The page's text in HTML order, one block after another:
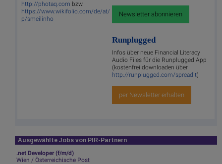
http://photaq.com bzw.
https://www.wikifolio.com/de/at/
p/smeilinho
Newsletter abonnieren
Runplugged
Infos über neue Financial Literacy
Audio Files für die Runplugged App
(kostenfrei downloaden über
http://runplugged.com/spreadit)
per Newsletter erhalten
Ausgewählte Jobs von PIR-Partnern
.net Developer (f/m/d)
Wien / Österreichische Post